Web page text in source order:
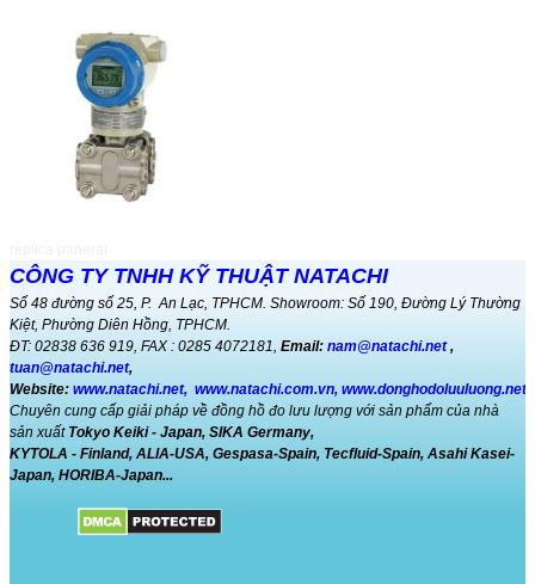
COD, BOD, DO và phương pháp
xác định...
Phương pháp phân tích COD trong
Đo lưu lượng khí gas ...
đồng hồ đo lưu lượng khí GAS model
CGR-0...
CÔNG TY TNHH KỸ THUẬT NATACHI
Số 48 đường số 25, P. An Lạc, TPHCM. Showroom: Số 190, Đường Lý Thường
Kiệt, Phường Diên Hồng, TPHCM.
ĐT: 02838 636 919, FAX : 0285 4072181, Email: nam@natachi.net,
tuan@natachi.net,
Website: www.natachi.net, www.natachi.com.vn, www.donghodoluuluong.net
Chuyên cung cấp giải pháp về đồng hồ đo lưu lượng với sản phẩm của nhà
sản xuất Tokyo Keiki - Japan, SIKA Germany,
KYTOLA - Finland, ALIA-USA, Gespasa-Spain, Tecfluid-Spain, Asahi Kasei-
Japan, HORIBA-Japan...